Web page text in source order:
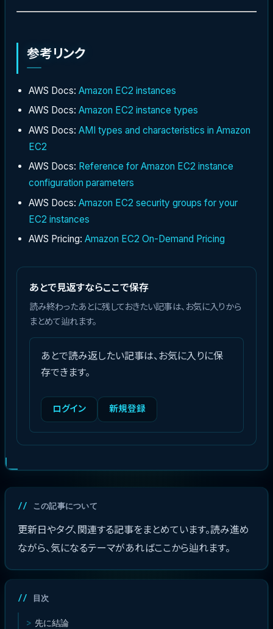
参考リンク
AWS Docs: Amazon EC2 instances
AWS Docs: Amazon EC2 instance types
AWS Docs: AMI types and characteristics in Amazon
EC2
AWS Docs: Reference for Amazon EC2 instance
configuration parameters
AWS Docs: Amazon EC2 security groups for your
EC2 instances
AWS Pricing: Amazon EC2 On-Demand Pricing
あとで見返すならここで保存
読み終わったあとに残しておきたい記事は、お気に入りから
まとめて辿れます。
あとで読み返したい記事は、お気に入りに保
存できます。
ログイン 新規登録
この記事について
更新日やタグ、関連する記事をまとめています。読み進め
ながら、気になるテーマがあればここから辿れます。
目次
先に結論